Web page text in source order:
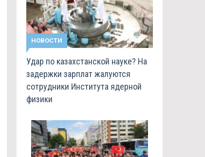
НОВОСТИ
Удар по казахстанской науке? На
задержки зарплат жалуются
сотрудники Института ядерной
физики